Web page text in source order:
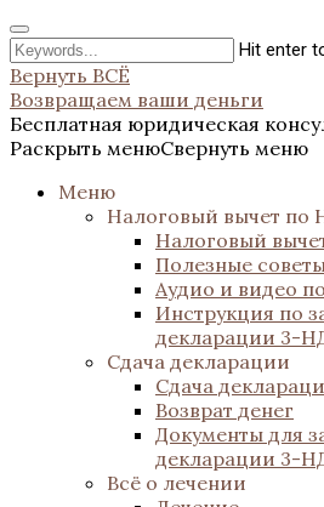
Hit enter
Вернуть ВСЁ
Возвращаем ваши деньги
Бесплатная юридическая
Раскрыть менюСвернуть меню
Меню
Налоговый вычет по
Налоговый
Полезные
Аудио и видео
Инструкция по
декларации 3-
Сдача декларации
Сдача
Возврат денег
Документы для
декларации 3-
Всё о лечении